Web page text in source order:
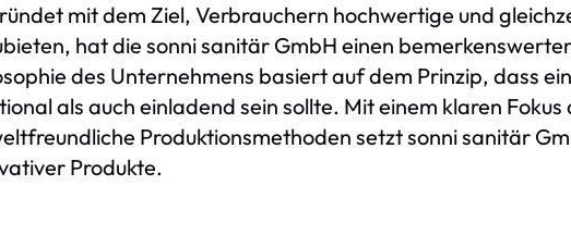
mit dem Ziel, Verbrauchern hochwertige und
hat die sonni sanitär GmbH einen
des Unternehmens basiert auf dem Prinzip, dass
als auch einladend sein sollte. Mit einem klaren
Produktionsmethoden setzt sonni sanitär
Produkte.